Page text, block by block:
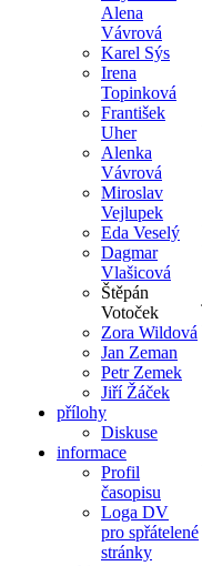
Alena
Vávrová
Karel Sýs
Irena
Topinková
František
Uher
Alenka
Vávrová
Miroslav
Vejlupek
Eda Veselý
Dagmar
Vlašicová
Štěpán
Votoček
Zora Wildová
Jan Zeman
Petr Zemek
Jiří Žáček
přílohy
Diskuse
informace
Profil
časopisu
Loga DV
pro spřátelené
stránky